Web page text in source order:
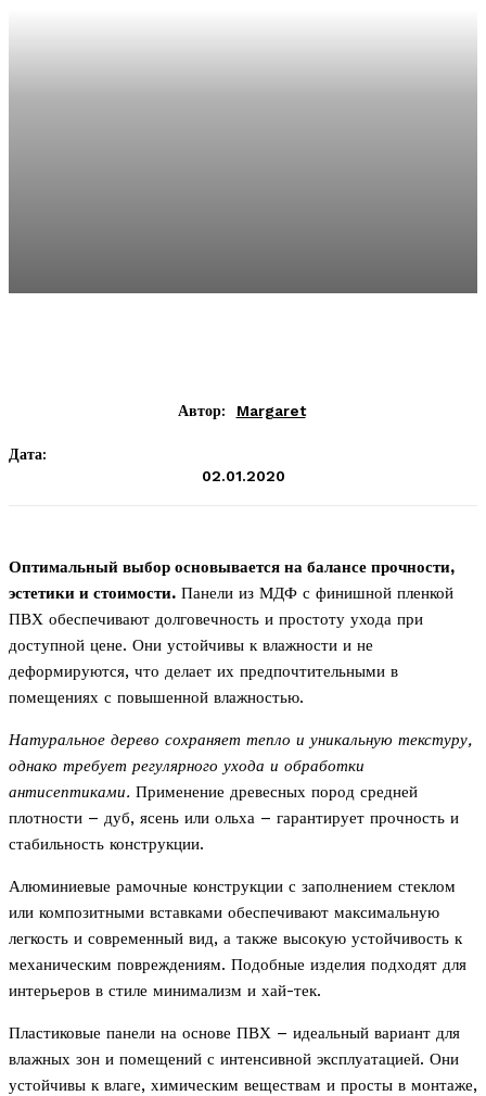
Автор: Margaret
Дата:
02.01.2020
Оптимальный выбор основывается на балансе прочности,
эстетики и стоимости. Панели из МДФ с финишной пленкой
ПВХ обеспечивают долговечность и простоту ухода при
доступной цене. Они устойчивы к влажности и не
деформируются, что делает их предпочтительными в
помещениях с повышенной влажностью.
Натуральное дерево сохраняет тепло и уникальную текстуру,
однако требует регулярного ухода и обработки
антисептиками. Применение древесных пород средней
плотности – дуб, ясень или ольха – гарантирует прочность и
стабильность конструкции.
Алюминиевые рамочные конструкции с заполнением стеклом
или композитными вставками обеспечивают максимальную
легкость и современный вид, а также высокую устойчивость к
механическим повреждениям. Подобные изделия подходят для
интерьеров в стиле минимализм и хай-тек.
Пластиковые панели на основе ПВХ – идеальный вариант для
влажных зон и помещений с интенсивной эксплуатацией. Они
устойчивы к влаге, химическим веществам и просты в монтаже,